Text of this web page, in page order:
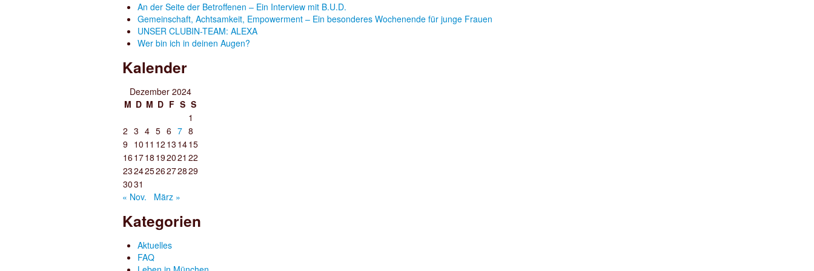
An der Seite der Betroffenen – Ein Interview mit B.U.D.
Gemeinschaft, Achtsamkeit, Empowerment – Ein besonderes Wochenende für junge Frauen
UNSER CLUBIN-TEAM: ALEXA
Wer bin ich in deinen Augen?
Kalender
Dezember 2024
M D M D F S S
1
2 3 4 5 6 7 8
9 10 11 12 13 1415
16 1718 192021 22
23242526272829
3031
« Nov.
März »
Kategorien
Aktuelles
FAQ